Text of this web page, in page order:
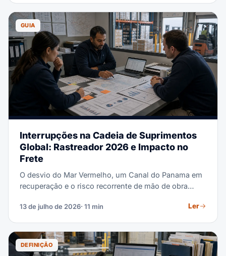
cadeia de suprimentos da China para lá. Seja qual for
o caso, este guia cobre o processo completo. Ele vai
da busca de fornecedores ao desembaraço aduaneiro
nos portos americanos.
GUIA
Interrupções na Cadeia de Suprimentos
Global: Rastreador 2026 e Impacto no
Frete
O desvio do Mar Vermelho, um Canal do Panama em
recuperação e o risco recorrente de mão de obra
as tarifas em 2026. Este rastreador explica cada
sua rota. Ele também mostra como construir uma
cadeia de suprimentos que absorve a próxima.
13 de julho de 2026· 11 min Ler
DEFINIÇÃO